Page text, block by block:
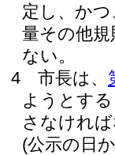
定し、か
量その他
ない。
4
市長は、
ようとす
さなけれ
(公示の日